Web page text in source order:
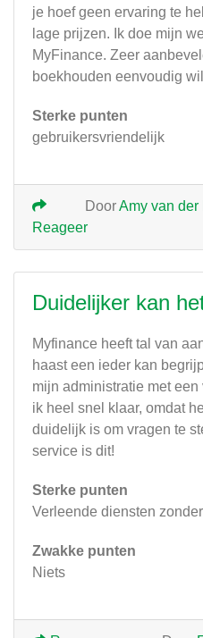
je hoef geen ervaring te
lage prijzen. Ik doe mijn
MyFinance. Zeer
boekhouden eenvoudig
Sterke punten
gebruikersvriendelijk
DoorAmy van der
Reageer
Duidelijker kan
Myfinance heeft tal van
haast een ieder kan
mijn administratie met
ik heel snel klaar, omdat
duidelijk is om vragen te
service is dit!
Sterke punten
Verleende diensten
Zwakke punten
Niets